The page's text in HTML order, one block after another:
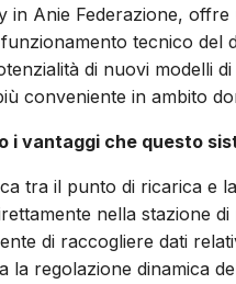
in Anie Federazione,
tecnico
di nuovi modelli
conveniente in ambito
i vantaggi che questo
tra il punto di ricarica e
nella stazione
di raccogliere dati
la regolazione dinamica